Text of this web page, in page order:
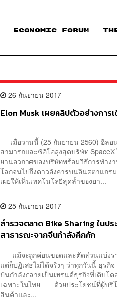
ECONOMIC FORUM
26 กันยายน 2017
Elon Musk เผยคลิปตัวอย่างการ
เมื่อวานนี้ (25 กันยายน 2560) อีลอ
สามารถและซีอีโอสูงสุดบริษัท
ยานอวกาศของบริษัทพร้อมวิธีการทำ
โลกจนไปถึงดาวอังคารบนอินสตาแก
เผยให้เห็นเทคโนโลยีสุดล้ำของยา...
25 กันยายน 2017
สำรวจตลาด Bike Sharing ในปร
สาธารณะจากจีนกำลังคึกคัก
แม้จะถูกค่อนขอดและตัดส่วนแบ่งรา
แต่ก็ปฏิเสธไม่ได้จริงๆ ว่าทุกวันนี้ ธุรกิ
ปันกำลังกลายเป็นเทรนด์ธุรกิจที่เติบโ
เฉพาะในไทย ด้วยประโยชน์ที่ผู้บริโภ
สินค้าและ...